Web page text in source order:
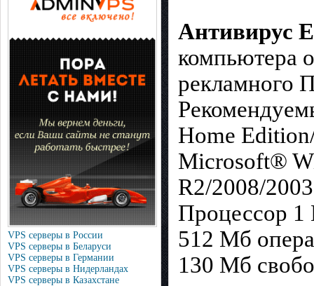
VPS серверы в России
VPS серверы в Беларуси
VPS серверы в Германии
VPS серверы в Нидерландах
VPS серверы в Казахстане
Антивирус
компьютера
рекламного
Home
Microsoft®
R2/2008/
Процессор 1
512 Мб
130 Мб